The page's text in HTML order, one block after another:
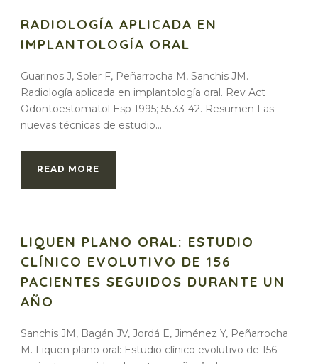
RADIOLOGÍA APLICADA EN
IMPLANTOLOGÍA ORAL
Guarinos J, Soler F, Peñarrocha M, Sanchis JM.
Radiología aplicada en implantología oral. Rev Act
Odontoestomatol Esp 1995; 55:33-42. Resumen Las
nuevas técnicas de estudio...
READ MORE
LIQUEN PLANO ORAL: ESTUDIO
CLÍNICO EVOLUTIVO DE 156
PACIENTES SEGUIDOS DURANTE UN
AÑO
Sanchis JM, Bagán JV, Jordá E, Jiménez Y, Peñarrocha
M. Liquen plano oral: Estudio clínico evolutivo de 156